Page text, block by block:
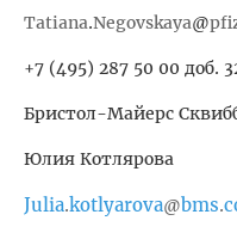
Tatiana.Negovskaya@
+7 (495) 287 50 00 доб.
Бристол-Майерс
Юлия Котлярова
Julia.kotlyarova@bms.